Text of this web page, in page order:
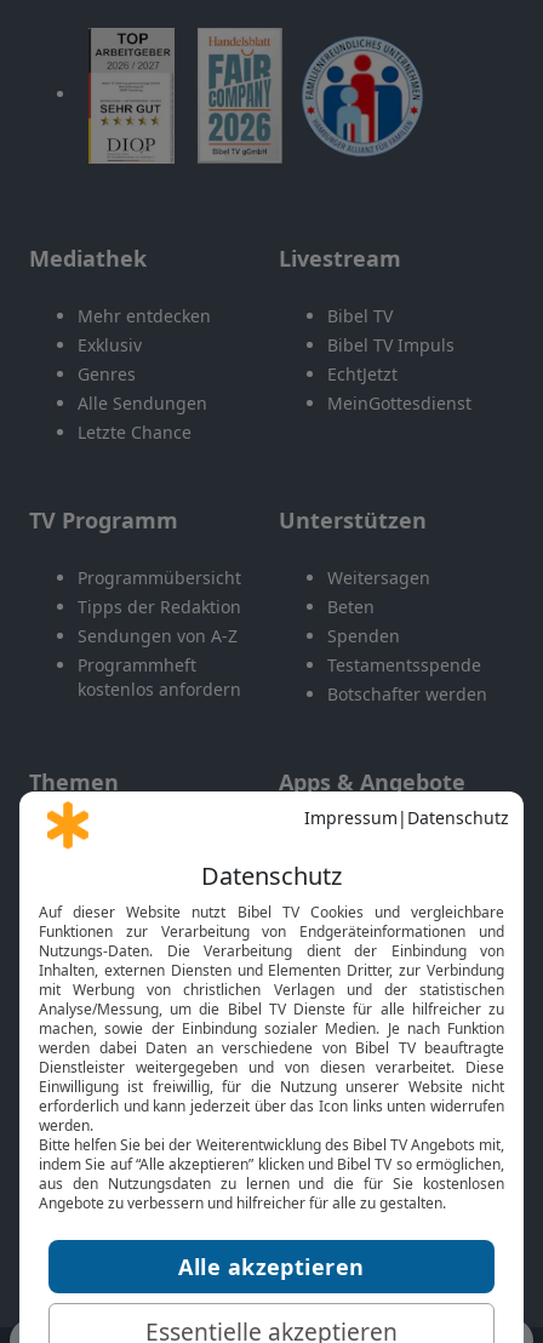
Mediathek
Mehr entdecken
Exklusiv
Genres
Alle Sendungen
Letzte Chance
Livestream
Bibel TV
Bibel TV Impuls
EchtJetzt
MeinGottesdienst
TV Programm
Programmübersicht
Tipps der Redaktion
Sendungen von A-Z
Programmheft
kostenlos anfordern
Unterstützen
Weitersagen
Beten
Spenden
Testamentsspende
Botschafter werden
Themen
Gott und Bibel erklärt
Neuigkeiten
Apps & Angebote
Mobile App
Smart TV
HbbTV
Bibelthek Online-Bibel
Nächster Gottesdienst
Bibel TV
Über uns
Jobs
Mediadaten
Service
Kontakt
TV-Empfang